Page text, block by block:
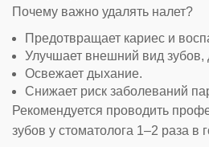
Почему важно удалять налет?
Предотвращает кариес и
Улучшает внешний вид зубов,
Освежает дыхание.
Снижает риск заболеваний
Рекомендуется проводить
зубов у стоматолога 1–2 раза в